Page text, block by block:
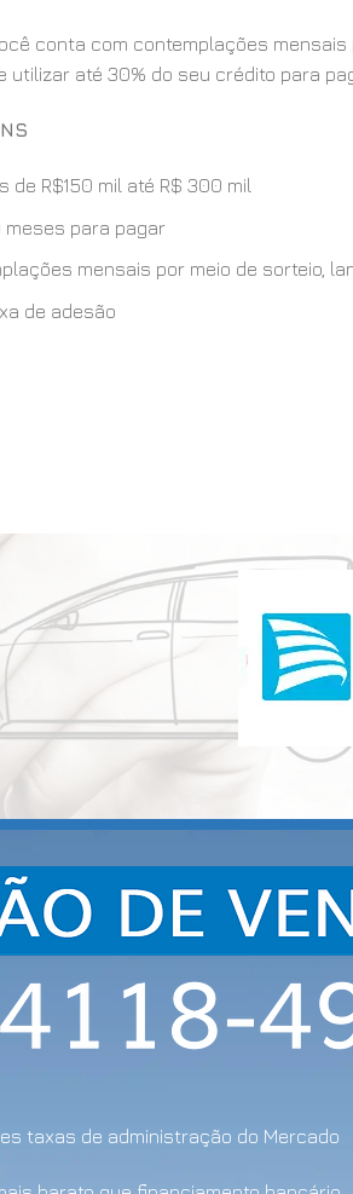
conta com contemplações
utilizar até 30% do seu crédito para
de R$150 mil até R$ 300 mil
meses para pagar
mensais por meio de sorteio,
de adesão
taxas de administração do Mercado